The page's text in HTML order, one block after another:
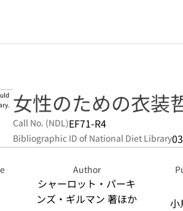
Help Page
女性のための衣装
Call No. (NDL)EF71-R4
Bibliographic ID of National Diet Library
Author
シャーロット・パーキ
ンズ・ギルマン 著ほか
小